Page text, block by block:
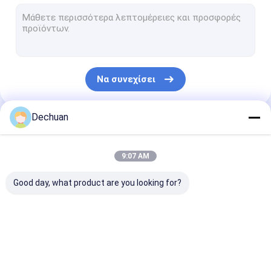
Υδραυλική αντλία εκσκαφέων
Βαλβίδα ελέγχου εκσκαφέων
Εξάρτηση σφραγίδων εκσκαφέων
Να συνεχίσει
Οι Κατηγορίες Μας
Dechuan
9:07 AM
Good day, what product are you looking for?